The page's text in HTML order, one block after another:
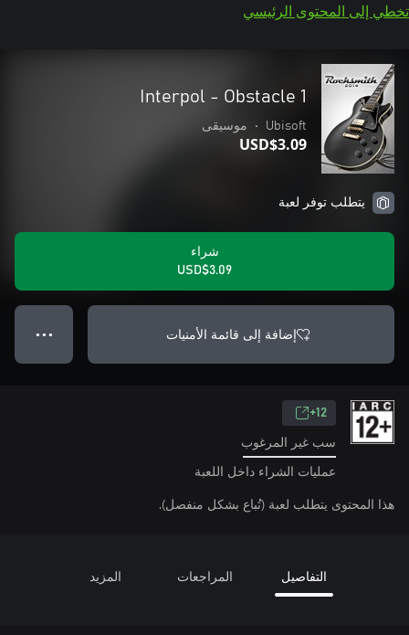
تخطي إلى المحتوى الرئيسي
Interpol - Obstacle 1
Ubisoft
• موسيقى
USD$3.09
يتطلب توفر لعبة
شراء
USD$3.09
إضافة إلى قائمة الأمنيات ● ● ●
12+
سب غير المرغوب
عمليات الشراء داخل اللعبة
هذا المحتوى يتطلب لعبة (تُباع بشكل منفصل).
التفاصيل المراجعات المزيد